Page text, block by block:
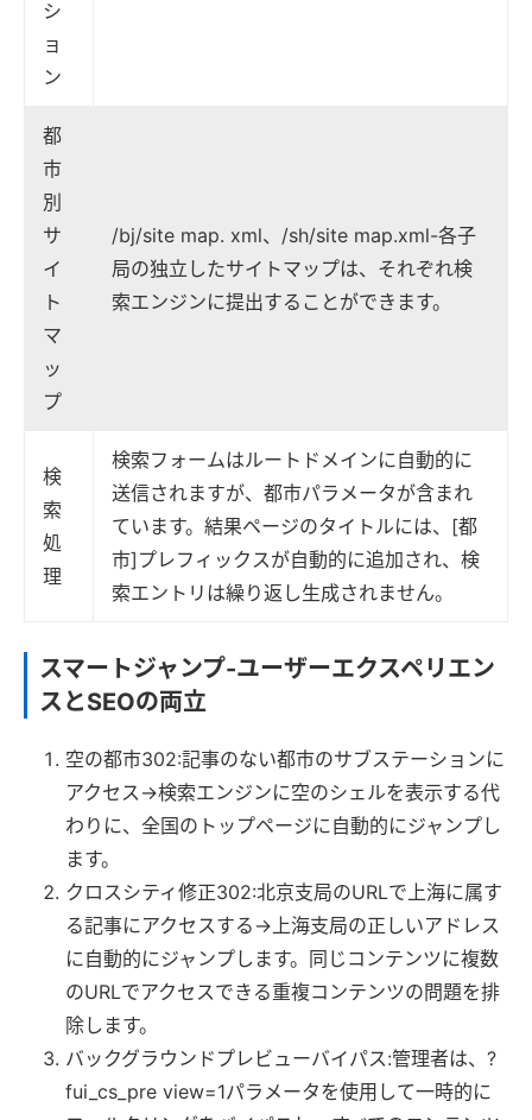
シ
ョ
ン
都
市
別
サ
イ
ト
マ
ッ
プ
/bj/site map. xml、/sh/site map.xml-各子
局の独立したサイトマップは、それぞれ検
索エンジンに提出することができます。
検
索
処
理
検索フォームはルートドメインに自動的に
送信されますが、都市パラメータが含まれ
ています。結果ページのタイトルには、[都
市]プレフィックスが自動的に追加され、検
索エントリは繰り返し生成されません。
スマートジャンプ-ユーザーエクスペリエン
スとSEOの両立
空の都市302:記事のない都市のサブステーションに
アクセス→検索エンジンに空のシェルを表示する代
わりに、全国のトップページに自動的にジャンプし
ます。
クロスシティ修正302:北京支局のURLで上海に属す
る記事にアクセスする→上海支局の正しいアドレス
に自動的にジャンプします。同じコンテンツに複数
のURLでアクセスできる重複コンテンツの問題を排
除します。
バックグラウンドプレビューバイパス:管理者は、?
fui_cs_pre view=1パラメータを使用して一時的に